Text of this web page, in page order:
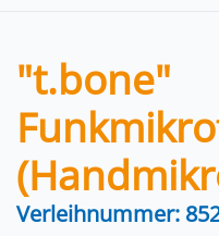
"t.bone"
Verleihnummer: